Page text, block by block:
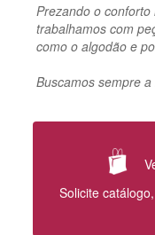
Prezando o
trabalhamos com
como o algodão e
Buscamos sempre
Solicite